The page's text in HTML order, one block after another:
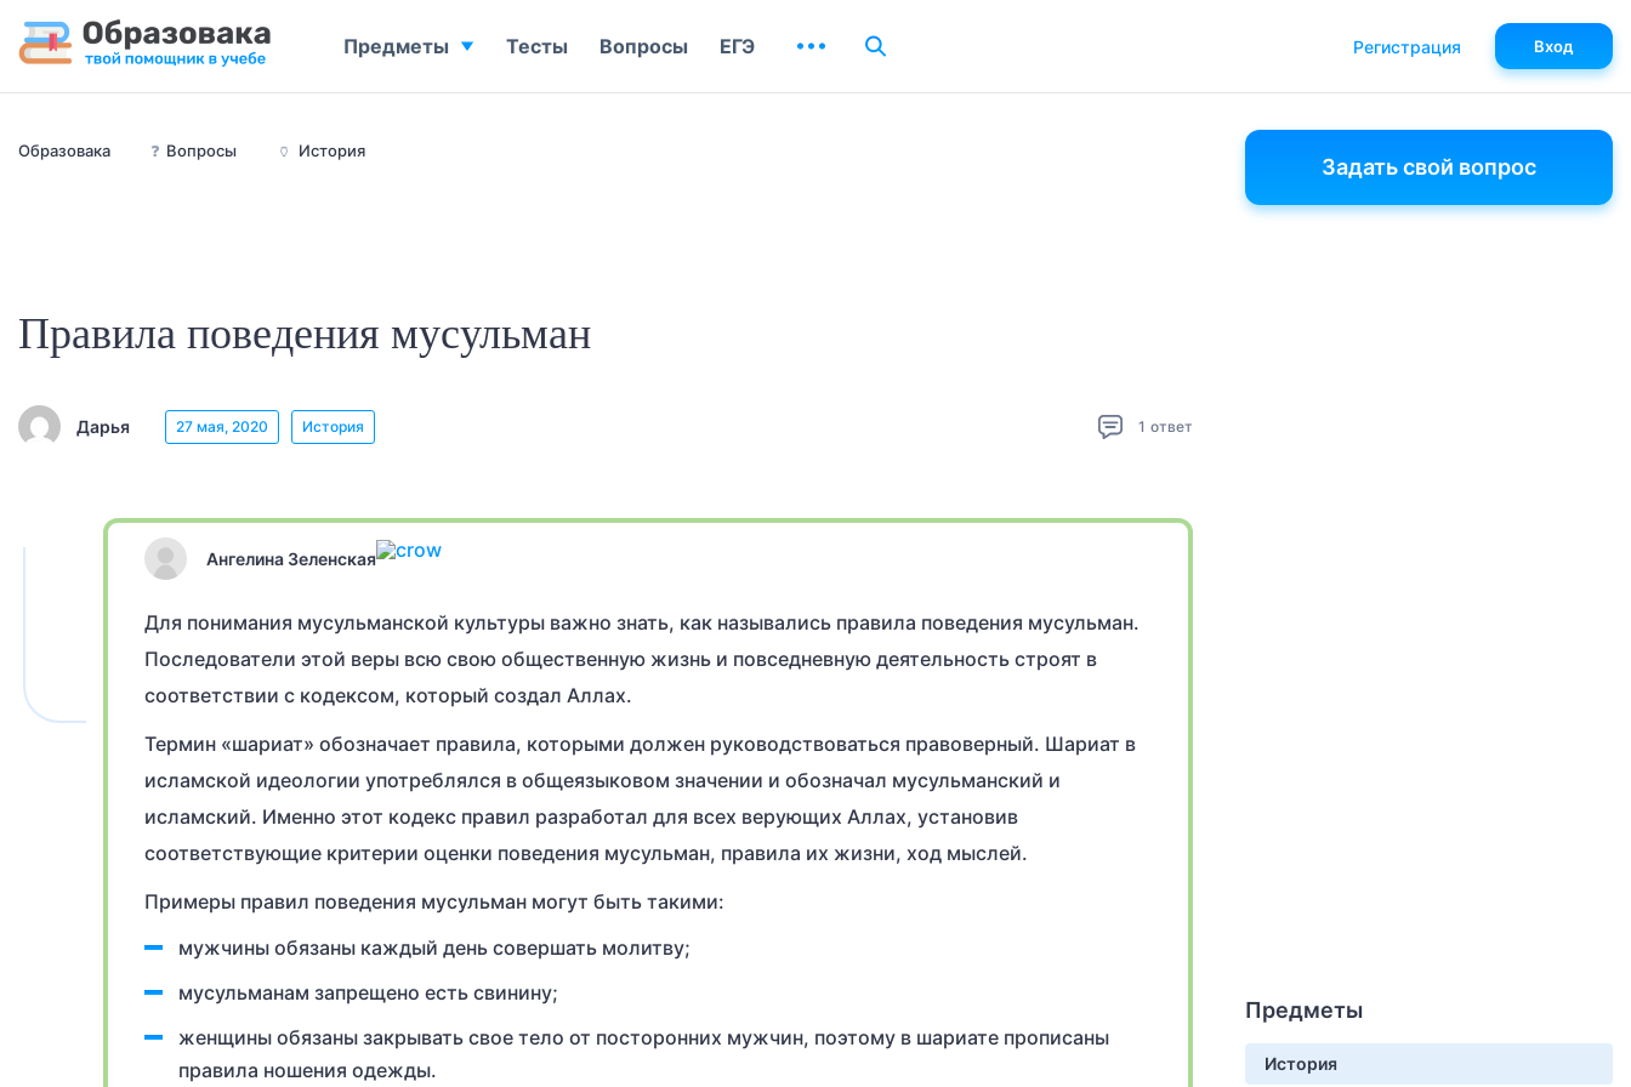
Образовака ❓ Вопросы 🏺 История
Правила поведения мусульман
Дарья 27 мая, 2020 История 1 ответ
Ангелина Зеленская
Для понимания мусульманской культуры важно знать, как назывались правила поведения мусульман.
Последователи этой веры всю свою общественную жизнь и повседневную деятельность строят в
соответствии с кодексом, который создал Аллах.
Термин «шариат» обозначает правила, которыми должен руководствоваться правоверный. Шариат в
исламской идеологии употреблялся в общеязыковом значении и обозначал мусульманский и
исламский. Именно этот кодекс правил разработал для всех верующих Аллах, установив
соответствующие критерии оценки поведения мусульман, правила их жизни, ход мыслей.
Примеры правил поведения мусульман могут быть такими:
мужчины обязаны каждый день совершать молитву;
мусульманам запрещено есть свинину;
женщины обязаны закрывать свое тело от посторонних мужчин, поэтому в шариате прописаны
правила ношения одежды.
Задать свой вопрос
Предметы
История
Предметы Тесты Вопросы ЕГЭ Регистрация Вход